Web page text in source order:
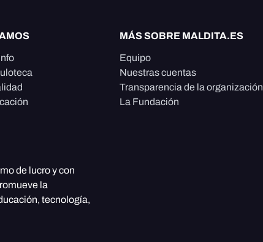
MÁS SOBRE MALDITA.ES
Equipo
Nuestras cuentas
Transparencia de la organización
La Fundación
de lucro y con
la
tecnología,